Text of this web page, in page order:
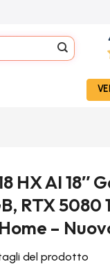
HX AI 18″
RTX 5080
–
del prodotto